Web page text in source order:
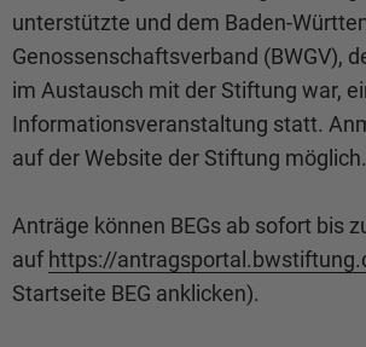
unterstützte und dem Baden-
Genossenschaftsverband (BWGV),
im Austausch mit der Stiftung war,
Informationsveranstaltung statt.
auf der Website der Stiftung möglich.
Anträge können BEGs ab sofort bis
auf https://
Startseite BEG anklicken).